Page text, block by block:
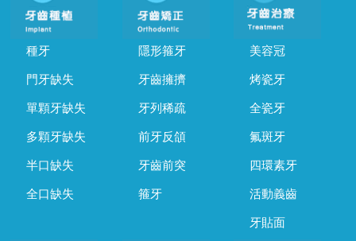
種牙
門牙缺失
單顆牙缺失
多顆牙缺失
半口缺失
全口缺失
隱形箍牙
牙齒擁擠
牙列稀疏
前牙反頜
牙齒前突
箍牙
美容冠
烤瓷牙
全瓷牙
氟斑牙
四環素牙
活動義齒
牙貼面